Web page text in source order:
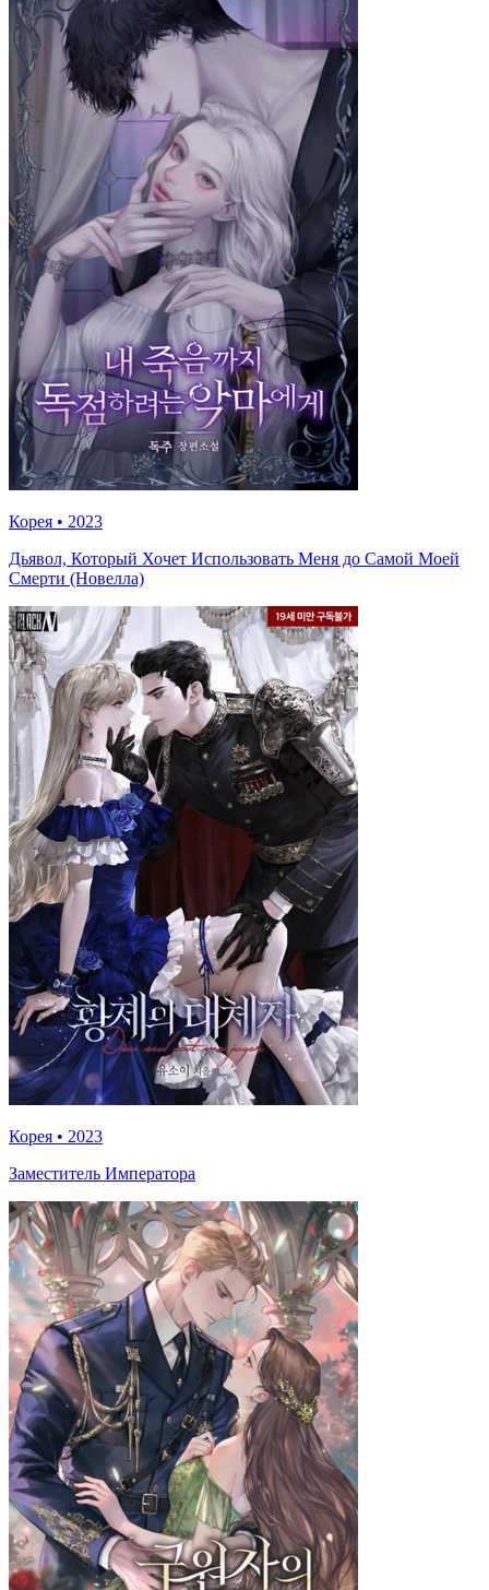
Корея • 2023
Дьявол, Который Хочет Использовать Меня до Самой Моей
Смерти (Новелла)
Корея • 2023
Заместитель Императора